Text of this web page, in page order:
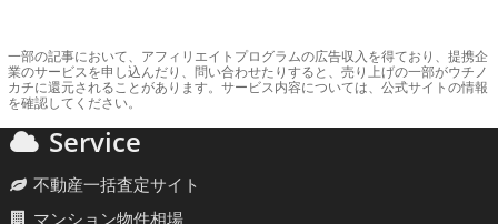
一部の記事において、アフィリエイトプログラムの広告収入を得ており、提携企
業のサービスを申し込んだり、問い合わせたりすると、売り上げの一部がウチノ
カチに還元されることがあります。サービス内容については、公式サイトの情報
を確認してください。
Service
不動産一括査定サイト
マンション物件相場